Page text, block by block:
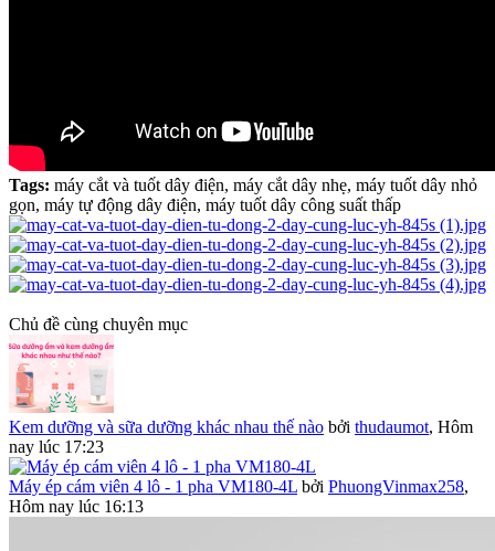
Tags: máy cắt và tuốt dây điện, máy cắt dây nhẹ, máy tuốt dây nhỏ
gọn, máy tự động dây điện, máy tuốt dây công suất thấp
Chủ đề cùng chuyên mục
Kem dưỡng và sữa dưỡng khác nhau thế nào bởi thudaumot, Hôm
nay lúc 17:23
Máy ép cám viên 4 lô - 1 pha VM180-4L bởi PhuongVinmax258,
Hôm nay lúc 16:13